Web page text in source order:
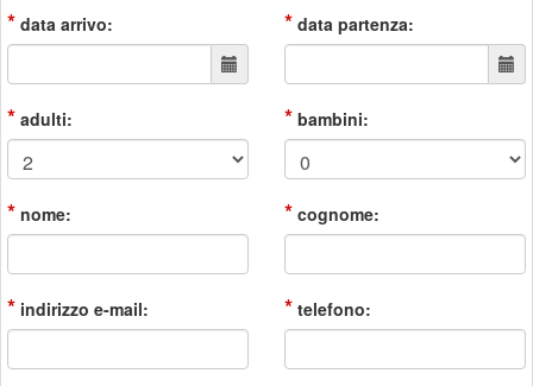
* data arrivo: * data partenza:
* adulti: * bambini:
* nome: * cognome:
* indirizzo e-mail: * telefono: